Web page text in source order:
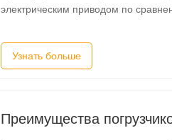
электрическим приводом по
подходящим для использования в
Узнать больше
Преимущества